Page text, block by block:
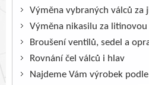
Výměna vybraných válců za
Výměna nikasilu za
Broušení ventilů, sedel a
Rovnání čel válců i hlav
Najdeme Vám výrobek